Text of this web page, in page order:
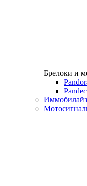
Брелоки и